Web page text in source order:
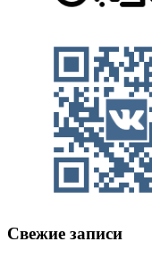
Свежие записи